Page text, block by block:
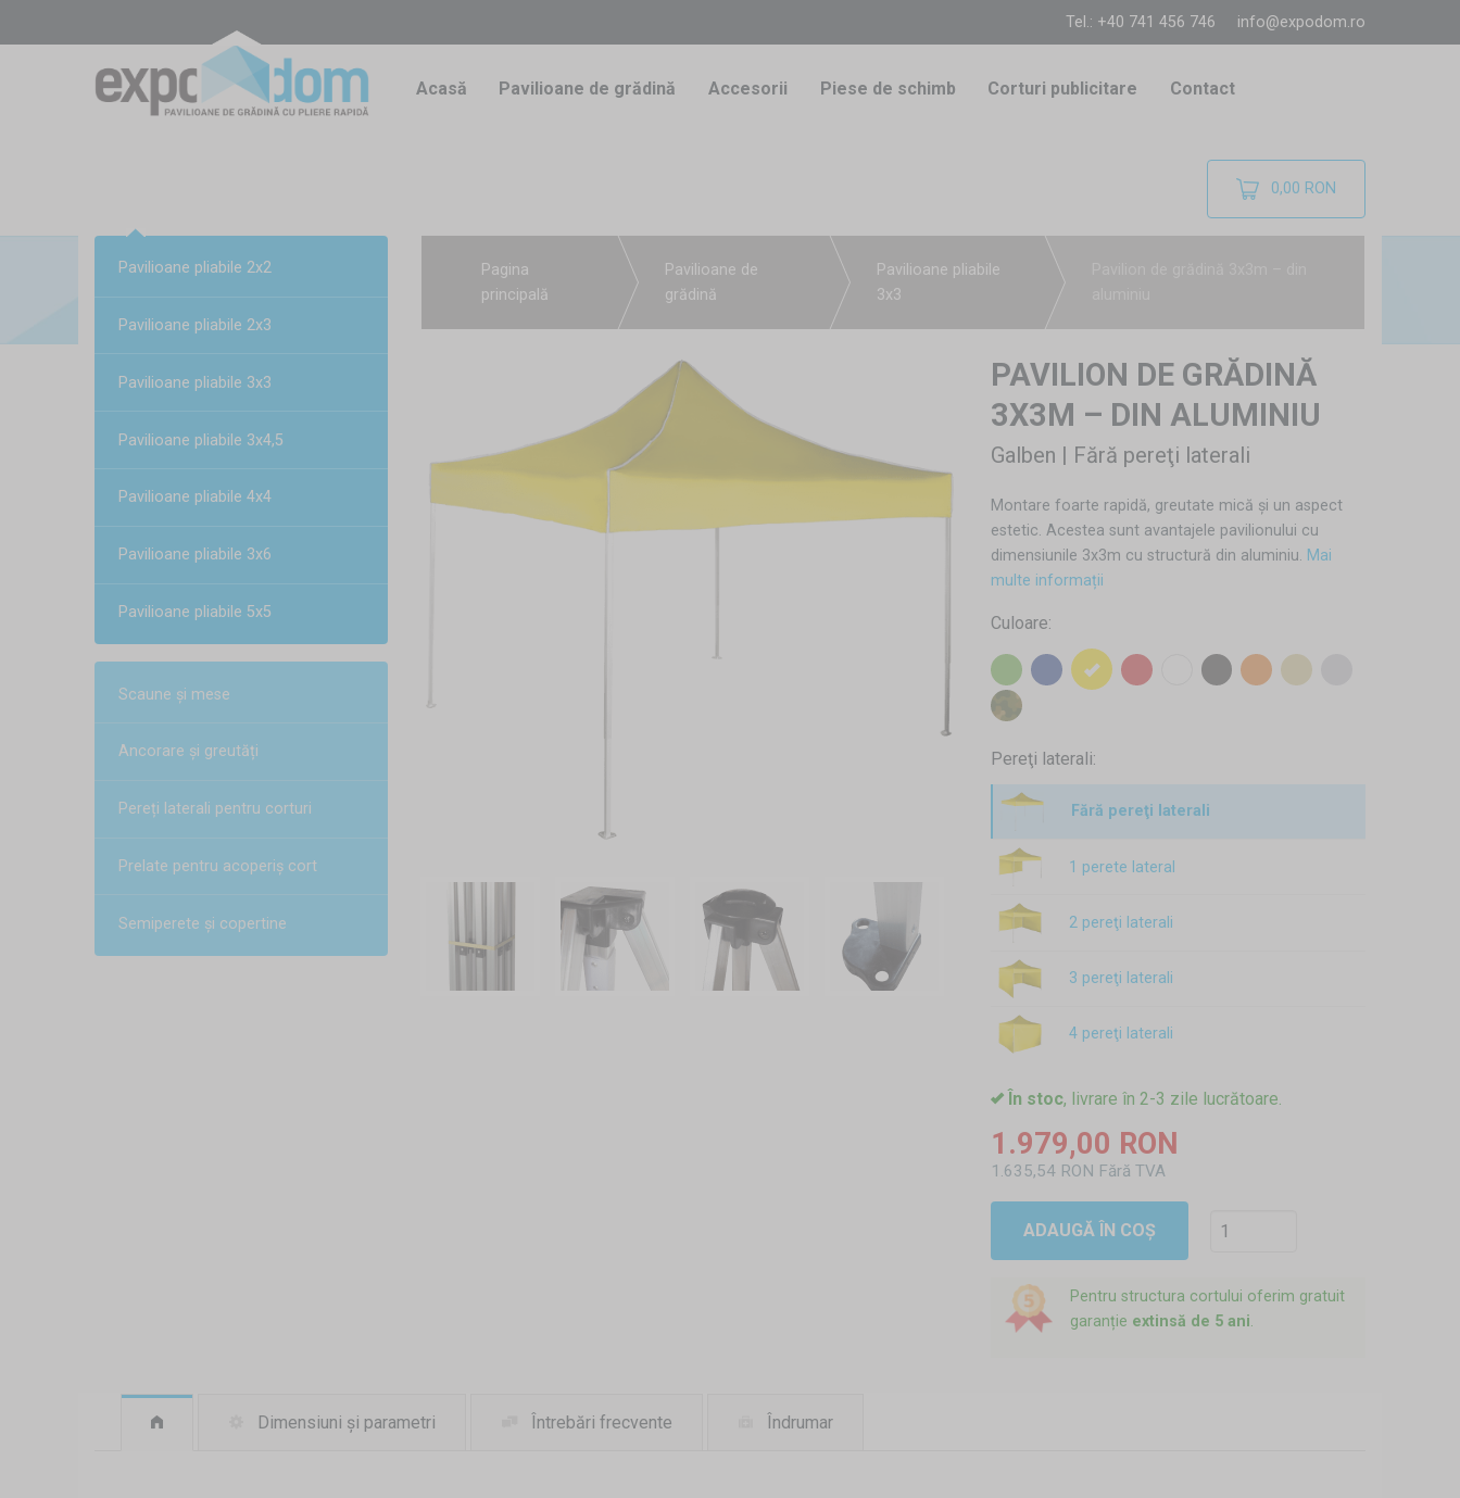
Tel.: +40 741 456 746 info@expodom.ro
Acasă Pavilioane de grădină Accesorii Piese de schimb Corturi publicitare Contact
0,00 RON
Pavilioane pliabile 2x2
Pavilioane pliabile 2x3
Pavilioane pliabile 3x3
Pavilioane pliabile 3x4,5
Pavilioane pliabile 4x4
Pavilioane pliabile 3x6
Pavilioane pliabile 5x5
Scaune și mese
Ancorare și greutăți
Pereți laterali pentru corturi
Prelate pentru acoperiș cort
Semiperete și copertine
Pagina
principală
Pavilioane de
grădină
Pavilioane pliabile
3x3
PAVILION DE GRĂDINĂ
3X3M – DIN ALUMINIU
Galben | Fără pereţi laterali
Montare foarte rapidă, greutate mică și un aspect
estetic. Acestea sunt avantajele pavilionului cu
dimensiunile 3x3m cu structură din aluminiu. Mai
multe informații
Culoare:
Pereţi laterali:
Fără pereţi laterali
1 perete lateral
2 pereţi laterali
3 pereţi laterali
4 pereţi laterali
În stoc, livrare în 2-3 zile lucrătoare.
1.979,00 RON
1.635,54 RON Fără TVA
ADAUGĂ ÎN COȘ
Pentru structura cortului oferim gratuit
garanție extinsă de 5 ani.
Dimensiuni și parametri Întrebări frecvente Îndrumar